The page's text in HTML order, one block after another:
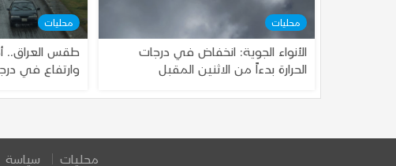
محليات
الأنواء الجوية: انخفاض في درجات
الحرارة بدءاً من الاثنين المقبل
محليات
طقس العراق..
وارتفاع في
محليات سياسة